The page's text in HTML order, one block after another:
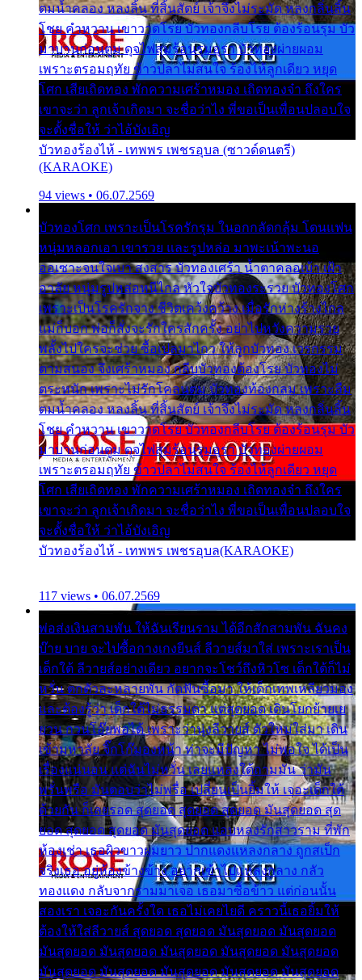
ตมน้ำคลอง หลงลิ้น ที่สิ้นสัตย์ เจ้าจึงไม่ระมัด หลงกลิ่นลิ้น
โชย คำหวาน เขาวาดโรย บัวทองกลีบโรย ต้องร้อนรุม บัว
มาบานก่อนตูม ดุจไฟสุมร้อนรุมอุรา บัวทองผ่ายผอม
เพราะตรอมฤทัย ข้าวปลาไม่สนใจ ร้องไห้ลูกเดียว หยุด
โศก เสียเถิดทอง พักความเศร้าหมอง เถิดทองจ๋า ถึงใคร
เขาจะว่า ลูกเจ้าเกิดมา จะชื่อว่าไง พี่ขอเป็นเพื่อนปลอบใจ
จะตั้งชื่อให้ ว่าไอ้บังเอิญ
บัวทองร้องไห้ - เทพพร เพชรอุบล (ซาวด์ดนตรี)
(KARAOKE)
94 views • 06.07.2569
บัวทองโศก เพราะเป็นโรครักรุม ในอกกลัดกลุ้ม โดนแฟน
หนุ่มหลอกเอา เขารวย และรูปหล่อ มาพะเน้าพะนอ
ออเซาะจนใจเบา สงสาร บัวทองเศร้า น้ำตาคลอเบ้า เฝ้า
อาลัย หนุ่มรูปหล่อหนีไกล หัวใจบัวทองระรวย บัวทองโศก
เพราะเป็นโรครักจาง ชีวิตเคว้งคว้าง เมื่อรักห่างร้างไกล
แม่ก็บอก พ่อก็สั่งจะรักใครสักครั้ง อย่าไปหวังความรวย
พลั้งไปใครจะช่วย ซื้อเปลมาไกว ให้ลูกบัวทอง เวรกรรม
ตามสนอง จึงเศร้าหมอง กลีบบัวทองต้องโรย บัวทองไม่
ตระหนัก เพราะไม่รักโคลนตม บัวทองท้องกลม เพราะลืม
ตมน้ำคลอง หลงลิ้น ที่สิ้นสัตย์ เจ้าจึงไม่ระมัด หลงกลิ่นลิ้น
โชย คำหวาน เขาวาดโรย บัวทองกลีบโรย ต้องร้อนรุม บัว
มาบานก่อนตูม ดุจไฟสุมร้อนรุมอุรา บัวทองผ่ายผอม
เพราะตรอมฤทัย ข้าวปลาไม่สนใจ ร้องไห้ลูกเดียว หยุด
โศก เสียเถิดทอง พักความเศร้าหมอง เถิดทองจ๋า ถึงใคร
เขาจะว่า ลูกเจ้าเกิดมา จะชื่อว่าไง พี่ขอเป็นเพื่อนปลอบใจ
จะตั้งชื่อให้ ว่าไอ้บังเอิญ
บัวทองร้องไห้ - เทพพร เพชรอุบล(KARAOKE)
117 views • 06.07.2569
พ่อส่งเงินสามพัน ให้ฉันเรียนราม ได้อีกสักสามพัน ฉันคง
บ๊าย บาย จะไปซื้อกางเกงยีนส์ ลีวายส์มาใส่ เพราะเราเป็น
เด็กใต้ ลีวายส์อย่างเดียว อยากจะโชว์ถึงหิวโซ เด็กใต้ก็ไม่
หวั่น ตกตัวละหลายพัน กัดฟันซื้อมา ให้เด็กเทพเหลียวมอง
และต้องรู้ว่า เด็กใต้ไม่ธรรมดา แต่สุดยอด เดินโยกย้ายเย
ยวน กวนโอ๊ยพอได้ เพราะว่านุ่งลีวายส์ ตัวใหม่ใส่มา เดิน
เข้ามหาลัย จิ๊กโก๊มองหน้า ท่าจะมีปัญหา ไม่พอใจ ได้เป็น
เรื่องแน่นอน แต่ฉันไม่หวั่น เลยแหลงใต้ถามมัน ว่ามัน
พรั่นพรือ มันตอบว่าไม่พรื่อ เปลี่ยนเป็นยิ้มให้ เจอะเด็กใต้
ด้วยกัน ก็เลยรอด สุดยอด สุดยอด สุดยอด มันสุดยอด สุด
ยอด สุดยอด สุดยอด มันสุดยอด แอบหลงรักสาวราม ที่พัก
ห้องเช่า เธอผิวขาวผมยาว ปากแดงแหลงกลาง ถูกสเป็ก
จริงเธอ อยู่ห้องข้างข้าง อยากเข้าไปแหลงกลาง กลัว
ทองแดง กลับจากรามมาเจอ เธอมาซื้อข้าว แต่ก่อนนั้น
สองเรา เจอะกันครั้งใด เธอไม่เคยไยดี คราวนี้เธอยิ้มให้
ต้องให้ใส่ลีวายส์ สุดยอด สุดยอด มันสุดยอด มันสุดยอด
มันสุดยอด มันสุดยอด มันสุดยอด มันสุดยอด มันสุดยอด
มันสุดยอด มันสุดยอด มันสุดยอด มันสุดยอด มันสุดยอด